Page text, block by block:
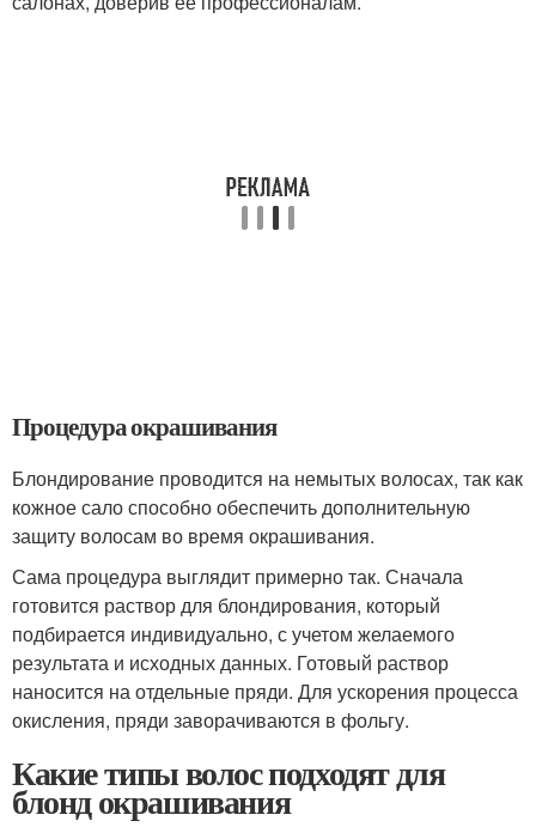
Процедура окрашивания
Блондирование проводится на немытых волосах, так как
кожное сало способно обеспечить дополнительную
защиту волосам во время окрашивания.
Сама процедура выглядит примерно так. Сначала
готовится раствор для блондирования, который
подбирается индивидуально, с учетом желаемого
результата и исходных данных. Готовый раствор
наносится на отдельные пряди. Для ускорения процесса
окисления, пряди заворачиваются в фольгу.
Какие типы волос подходят для
блонд окрашивания